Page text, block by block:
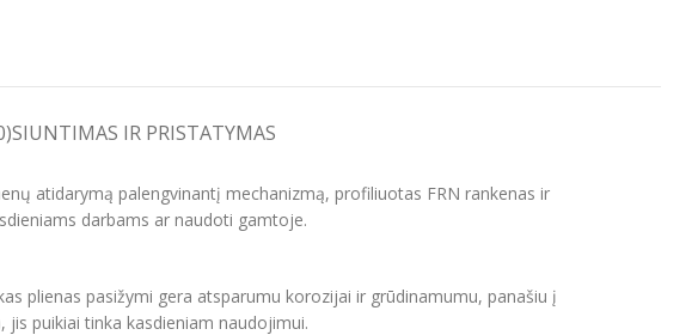
SIUNTIMAS IR PRISTATYMAS
atidarymą palengvinantį mechanizmą, profiliuotas FRN rankenas ir
darbams ar naudoti gamtoje.
plienas pasižymi gera atsparumu korozijai ir grūdinamumu, panašiu į
puikiai tinka kasdieniam naudojimui.